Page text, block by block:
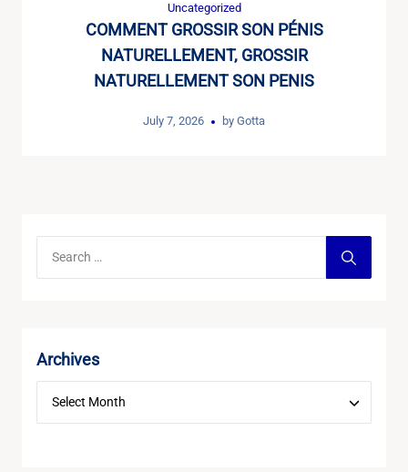
Uncategorized
COMMENT GROSSIR SON PÉNIS
NATURELLEMENT, GROSSIR
NATURELLEMENT SON PENIS
July 7, 2026 by Gotta
Archives